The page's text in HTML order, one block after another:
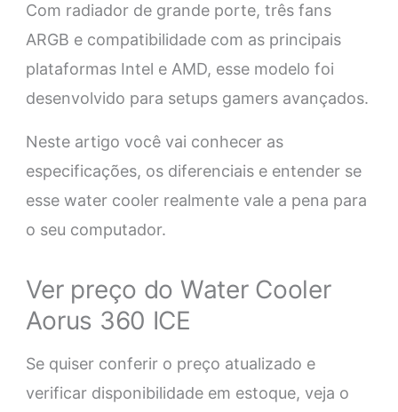
Com radiador de grande porte, três fans
ARGB e compatibilidade com as principais
plataformas Intel e AMD, esse modelo foi
desenvolvido para setups gamers avançados.
Neste artigo você vai conhecer as
especificações, os diferenciais e entender se
esse water cooler realmente vale a pena para
o seu computador.
Ver preço do Water Cooler
Aorus 360 ICE
Se quiser conferir o preço atualizado e
verificar disponibilidade em estoque, veja o